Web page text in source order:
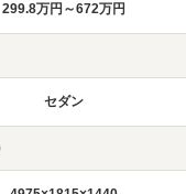
299.8万円～672万円
セダン